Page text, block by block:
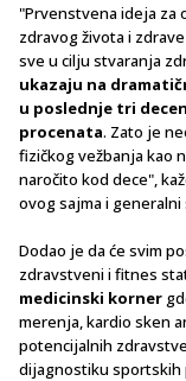
"Prvenstvena ideja za
zdravog života i
sve u cilju stvaranja
ukazaju na
u poslednje tri
procenata. Zato je
fizičkog vežbanja kao
naročito kod dece",
ovog sajma i
Dodao je da će svim
zdravstveni i fitnes
medicinski korner
merenja, kardio sken
potencijalnih
dijagnostiku sportskih